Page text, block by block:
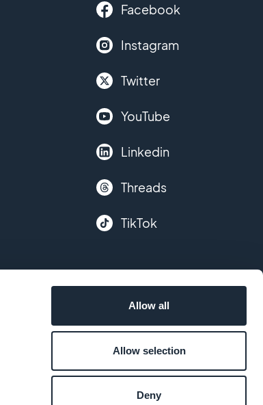
Allow all
Allow selection
Deny
Facebook
Instagram
Twitter
YouTube
Linkedin
Threads
TikTok